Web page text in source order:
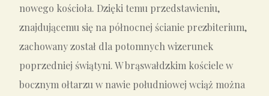
nowego kościoła. Dzięki temu przedstawieniu,
znajdującemu się na północnej ścianie prezbiterium,
zachowany został dla potomnych wizerunek
poprzedniej świątyni. W brąswałdzkim kościele w
bocznym ołtarzu w nawie południowej wciąż można